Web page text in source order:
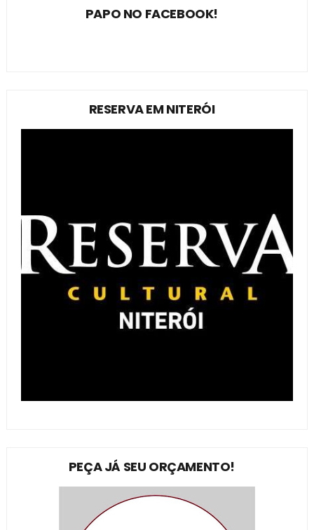
PAPO NO FACEBOOK!
RESERVA EM NITERÓI
PEÇA JÁ SEU ORÇAMENTO!